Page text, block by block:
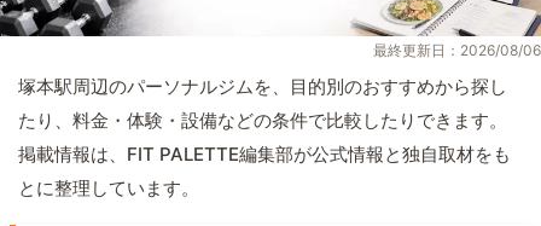
最終更新日：2026/08/06
塚本駅周辺のパーソナルジムを、目的別のおすすめから探し
たり、料金・体験・設備などの条件で比較したりできます。
掲載情報は、FIT PALETTE編集部が公式情報と独自取材をも
とに整理しています。